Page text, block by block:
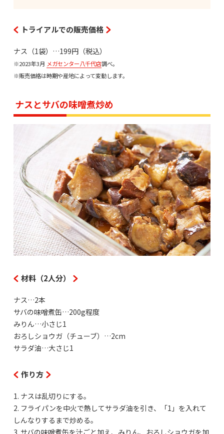
トライアルでの販売価格
ナス（1袋）…199円（税込）
※2023年3月 メガセンター八千代店調べ。
※販売価格は時期や産地によって変動します。
ナスとサバの味噌煮炒め
材料（2人分）
ナス…2本
サバの味噌煮缶…200g程度
みりん…小さじ1
おろしショウガ（チューブ）…2cm
サラダ油…大さじ1
作り方
1. ナスは乱切りにする。
2. フライパンを中火で熱してサラダ油を引き、「1」を入れて
しんなりするまで炒める。
3. サバの味噌煮缶を汁ごと加え、みりん、おろしショウガを加